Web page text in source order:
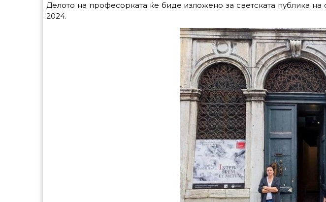
Делото на професорката ќе биде изложено за светската публика
2024.